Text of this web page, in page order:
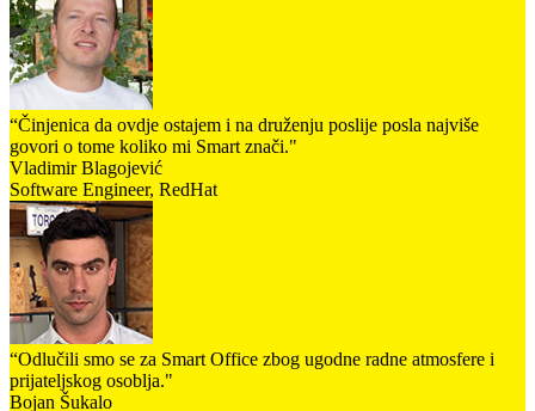
“Činjenica da ovdje ostajem i na druženju poslije posla najviše
govori o tome koliko mi Smart znači."
Vladimir Blagojević
Software Engineer, RedHat
“Odlučili smo se za Smart Office zbog ugodne radne atmosfere i
prijateljskog osoblja."
Bojan Šukalo